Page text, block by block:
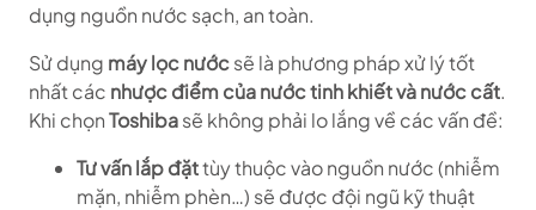
dụng nguồn nước sạch, an toàn.
Sử dụng máy lọc nướcsẽ là phương pháp xử lý tốt
nhất các nhược điểm của nước tinh khiết và nước cất.
Khi chọnToshibasẽ không phải lo lắng về các vấn đề:
Tư vấn lắp đặttùy thuộc vào nguồn nước (nhiễm
mặn, nhiễm phèn…) sẽ được đội ngũ kỹ thuật